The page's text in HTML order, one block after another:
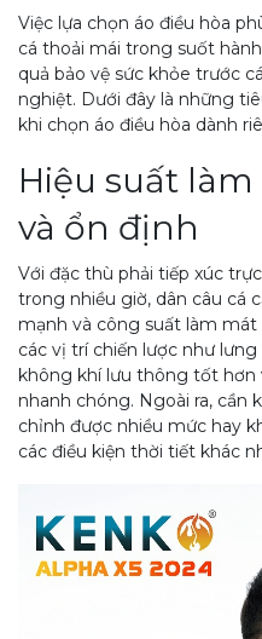
Việc lựa chọn áo điều hòa
cá thoải mái trong suốt
quả bảo vệ sức khỏe trước
nghiệt. Dưới đây là những
khi chọn áo điều hòa dành
Hiệu suất
và ổn định
Với đặc thù phải tiếp xúc
trong nhiều giờ, dân câu cá
mạnh và công suất làm
các vị trí chiến lược như
không khí lưu thông tốt
nhanh chóng. Ngoài ra, cần
chỉnh được nhiều mức hay
các điều kiện thời tiết khác